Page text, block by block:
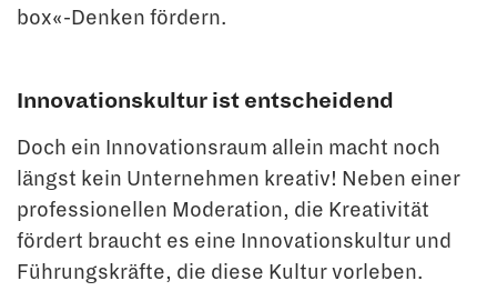
box«-Denken fördern.
Innovationskultur ist entscheidend
Doch ein Innovationsraum allein macht noch
längst kein Unternehmen kreativ! Neben einer
professionellen Moderation, die Kreativität
fördert braucht es eine Innovationskultur und
Führungskräfte, die diese Kultur vorleben.